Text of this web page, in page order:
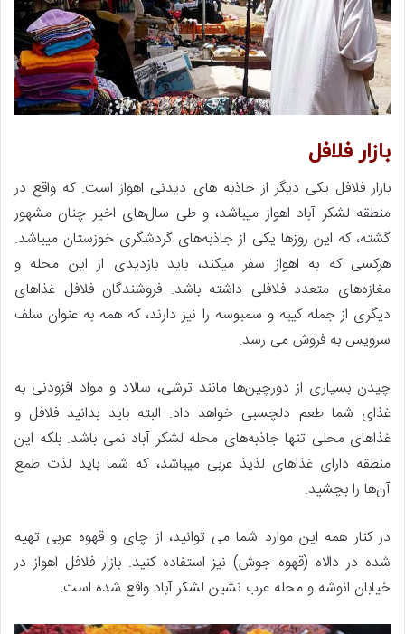
بازار فلافل
بازار فلافل یکی دیگر از جاذبه های دیدنی اهواز است. که واقع در
منطقه لشکر آباد اهواز میباشد، و طی سال‌های اخیر چنان مشهور
گشته، که این روزها یکی از جاذبه‌های گردشگری خوزستان میباشد.
هرکسی که به اهواز سفر میکند، باید بازدیدی از این محله و
مغازه‌های متعدد فلافلی داشته باشد. فروشندگان فلافل غذاهای
دیگری از جمله کیبه و سمبوسه را نیز دارند، که همه به عنوان سلف
سرویس به فروش می رسد.
چیدن بسیاری از دورچین‌ها مانند ترشی، سالاد و مواد افزودنی به
غذای شما طعم دلچسبی خواهد داد. البته باید بدانید فلافل و
غذاهای محلی تنها جاذبه‌های محله لشکر آباد نمی باشد. بلکه این
منطقه دارای غذاهای لذیذ عربی میباشد، که شما باید لذت طمع
آن‌ها را بچشید.
در کنار همه این موارد شما می توانید، از چای و قهوه عربی تهیه
شده در دالاه (قهوه جوش) نیز استفاده کنید. بازار فلافل اهواز در
خیابان انوشه و محله عرب نشین لشکر آباد واقع شده است.